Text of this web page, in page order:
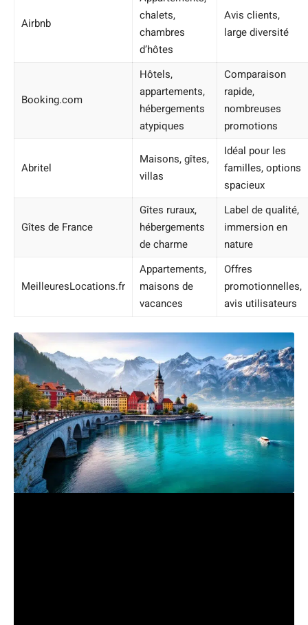
Airbnb
chalets,
chambres
d’hôtes
Avis clients,
large diversité
Booking.com
Hôtels,
appartements,
hébergements
atypiques
Comparaison
rapide,
nombreuses
promotions
Abritel
Maisons, gîtes,
villas
Idéal pour les
familles, options
spacieux
Gîtes de France
Gîtes ruraux,
hébergements
de charme
Label de qualité,
immersion en
nature
MeilleuresLocations.fr
Appartements,
maisons de
vacances
Offres
promotionnelles,
avis utilisateurs